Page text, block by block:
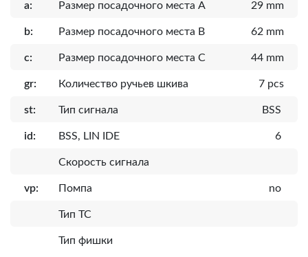
a: Размер посадочного места A 29 mm
b: Размер посадочного места B 62 mm
c: Размер посадочного места C 44 mm
gr: Количество ручьев шкива 7 pcs
st: Тип сигнала BSS
id: BSS, LIN IDE 6
Скорость сигнала
vp: Помпа no
Тип ТС
Тип фишки